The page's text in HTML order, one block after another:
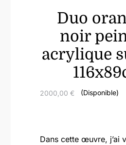
Duo
noir
acrylique
2000,00 € (Disponible)
Dans cette œuvre, j’ai